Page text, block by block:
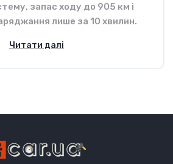
запас ходу до 905 км і
лише за 10 хвилин.
Читати далі